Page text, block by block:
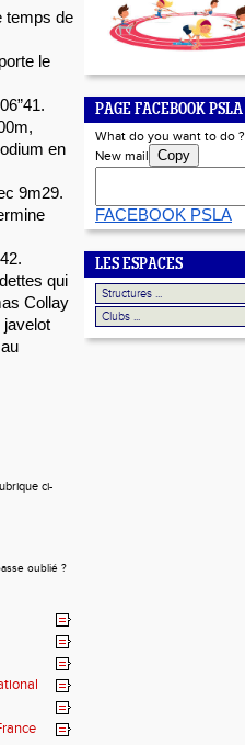
temps de
le
en
9m29.
qui
Collay
javelot
ci-
oublié ?
PAGE FACEBOOK PSLA
What do you want to do ?
New mail
Copy
FACEBOOK PSLA
LES ESPACES